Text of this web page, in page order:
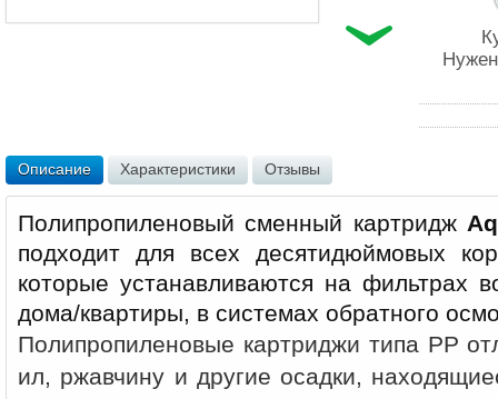
Описание Характеристики Отзывы
Полипропиленовый сменный картридж
подходит для всех десятидюймовых
которые устанавливаются на фильтрах
дома/квартиры, в системах обратного
Полипропиленовые картриджи типа PP
ил, ржавчину и другие осадки,